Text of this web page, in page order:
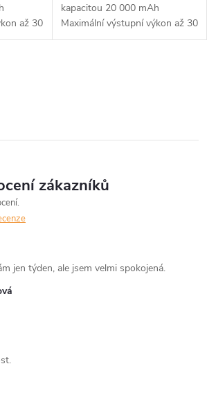
až 30
W
kapacitou 20 000 mAh
Maximální výstupní výkon až 30
W Rychlé nabíjení až 30 W
zákazníků
jen týden, ale jsem velmi spokojená.